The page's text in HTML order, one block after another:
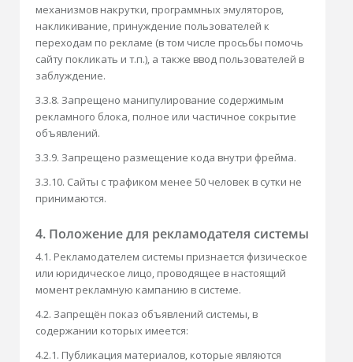
механизмов накрутки, программных эмуляторов,
накликивание, принуждение пользователей к
переходам по рекламе (в том числе просьбы помочь
сайту покликать и т.п.), а также ввод пользователей в
заблуждение.
3.3.8. Запрещено манипулирование содержимым
рекламного блока, полное или частичное сокрытие
объявлений.
3.3.9. Запрещено размещение кода внутри фрейма.
3.3.10. Сайты с трафиком менее 50 человек в сутки не
принимаются.
4. Положение для рекламодателя системы
4.1. Рекламодателем системы признается физическое
или юридическое лицо, проводящее в настоящий
момент рекламную кампанию в системе.
4.2. Запрещён показ объявлений системы, в
содержании которых имеется:
4.2.1. Публикация материалов, которые являются